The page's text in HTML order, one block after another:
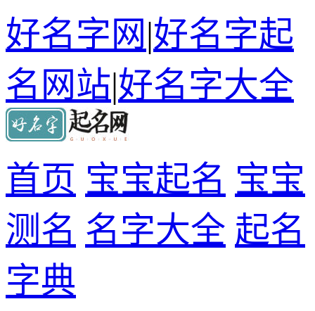
好名字网|好名字起
名网站|好名字大全
首页 宝宝起名 宝宝
测名 名字大全 起名
字典